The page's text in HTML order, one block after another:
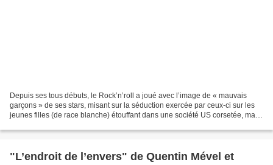
Depuis ses tous débuts, le Rock’n’roll a joué avec l’image de « mauvais
garçons » de ses stars, misant sur la séduction exercée par ceux-ci sur les
jeunes filles (de race blanche) étouffant dans une société US corsetée, mais
"L’endroit de l’envers" de Quentin Mével et